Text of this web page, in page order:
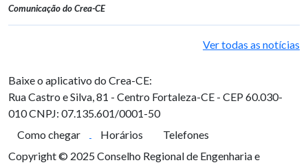
Comunicação do Crea-CE
Ver todas as notícias
Baixe o aplicativo do Crea-CE:
Rua Castro e Silva, 81 - Centro Fortaleza-CE - CEP 60.030-
010CNPJ: 07.135.601/0001-50
Como chegar
Horários
Telefones
Copyright © 2025 Conselho Regional de Engenharia e